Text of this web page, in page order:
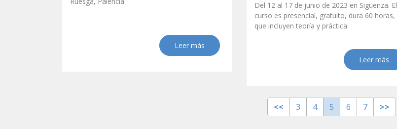
Del 12 al 17 de junio de 2023 en Sigüenza. El
curso es presencial, gratuito, dura 60 horas,
que incluyen teoría y práctica.
Leer más
<< 3 4 5 6 7 >>